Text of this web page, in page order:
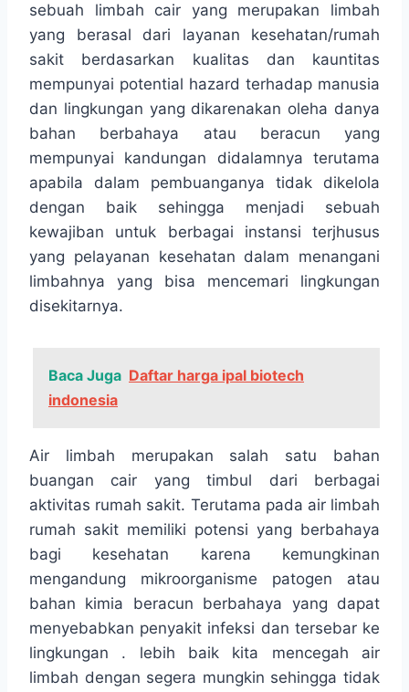
sebuah limbah cair yang merupakan limbah
yang berasal dari layanan kesehatan/rumah
sakit berdasarkan kualitas dan kauntitas
mempunyai potential hazard terhadap manusia
dan lingkungan yang dikarenakan oleha danya
bahan berbahaya atau beracun yang
mempunyai kandungan didalamnya terutama
apabila dalam pembuanganya tidak dikelola
dengan baik sehingga menjadi sebuah
kewajiban untuk berbagai instansi terjhusus
yang pelayanan kesehatan dalam menangani
limbahnya yang bisa mencemari lingkungan
disekitarnya.
Baca Juga Daftar harga ipal biotech
indonesia
Air limbah merupakan salah satu bahan
buangan cair yang timbul dari berbagai
aktivitas rumah sakit. Terutama pada air limbah
rumah sakit memiliki potensi yang berbahaya
bagi kesehatan karena kemungkinan
mengandung mikroorganisme patogen atau
bahan kimia beracun berbahaya yang dapat
menyebabkan penyakit infeksi dan tersebar ke
lingkungan . lebih baik kita mencegah air
limbah dengan segera mungkin sehingga tidak